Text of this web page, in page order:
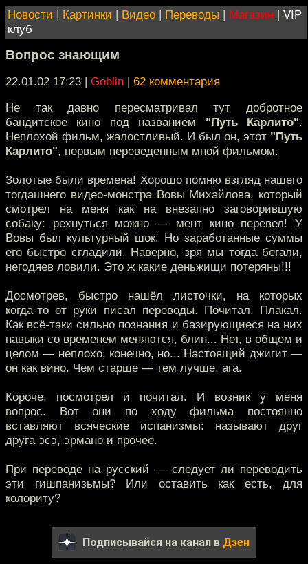
Новости | Картинки | Видео | Переводы | Магазин | VIP
клуб
Вопрос знающим
22.01.02 17:23 | Goblin | 62 комментария
Не так давно пересматривал тут добротное
бандитское кино под названием "Путь Карлито".
Неплохой фильм, жалостливый. И был он, этот "Путь
Карлито", первым переведенным мной фильмом.
Золотые были времена! Хорошо помню взгляд нашего
тогдашнего видео-монстра Вовы Михайлова, который
смотрел на меня как на внезапно заговорившую
собаку: рехнуться можно — мент кино перевел! У
Вовы был культурный шок. Но заработанные суммы
его быстро сгладили. Наверно, зря мы тогда бегали,
негодяев ловили. Это ж какие деньжищи потеряны!!!
Досмотрев, быстро нашёл листочки, на которых
когда-то от руки писал переводы. Почитал. Плакал.
Как всё-таки сильно познания и базирующиеся на них
навыки со временем меняются, блин... Нет, в общем и
целом — неплохо, конечно, но... Настоящий джигит —
он как вино. Чем старше — тем лучше, ага.
Короче, посмотрел и почитал. И возник у меня
вопрос. Вот они по ходу фильма постоянно
вставляют всяческие испанизмы: называют друг
друга эсэ, эрмано и прочее.
При переводе на русский — следует ли переводить
эти гишпанизьмы? Или оставить как есть, для
колориту?
Подписывайся на канал в Дзен